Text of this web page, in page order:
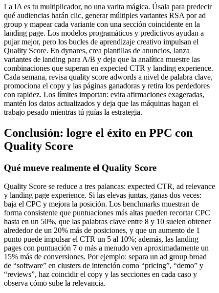
La IA es tu multiplicador, no una varita mágica. Úsala para predecir
qué audiencias harán clic, generar múltiples variantes RSA por ad
group y mapear cada variante con una sección coincidente en la
landing page. Los modelos programáticos y predictivos ayudan a
pujar mejor, pero los bucles de aprendizaje creativo impulsan el
Quality Score. En dynares, crea plantillas de anuncios, lanza
variantes de landing para A/B y deja que la analítica muestre las
combinaciones que superan en expected CTR y landing experience.
Cada semana, revisa quality score adwords a nivel de palabra clave,
promociona el copy y las páginas ganadoras y retira los perdedores
con rapidez. Los límites importan: evita afirmaciones exageradas,
mantén los datos actualizados y deja que las máquinas hagan el
trabajo pesado mientras tú guías la estrategia.
Conclusión: logre el éxito en PPC con
Quality Score
Qué mueve realmente el Quality Score
Quality Score se reduce a tres palancas: expected CTR, ad relevance
y landing page experience. Si las elevas juntas, ganas dos veces:
baja el CPC y mejora la posición. Los benchmarks muestran de
forma consistente que puntuaciones más altas pueden recortar CPC
hasta en un 50%, que las palabras clave entre 8 y 10 suelen obtener
alrededor de un 20% más de posiciones, y que un aumento de 1
punto puede impulsar el CTR un 5 al 10%; además, las landing
pages con puntuación 7 o más a menudo ven aproximadamente un
15% más de conversiones. Por ejemplo: separa un ad group broad
de “software” en clusters de intención como “pricing”, “demo” y
“reviews”, haz coincidir el copy y las secciones en cada caso y
observa cómo sube la relevancia.